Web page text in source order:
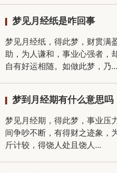
梦见月经纸是咋回事
梦见月经纸，得此梦，财贯满
助，为人谦和，事业心强者，
自有好运相随。如做此梦，乃...
梦到月经期有什么意思吗
梦见月经期，得此梦，事业压
间争吵不断，有得财之迹象，
斤计较，得饶人处且饶人...